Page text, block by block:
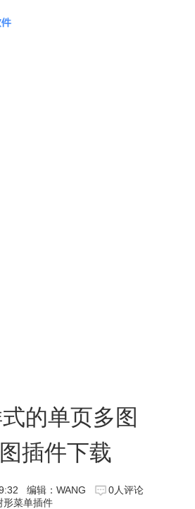
的单页多图
插件下载
编辑：WANG
0人评论
形菜单插件